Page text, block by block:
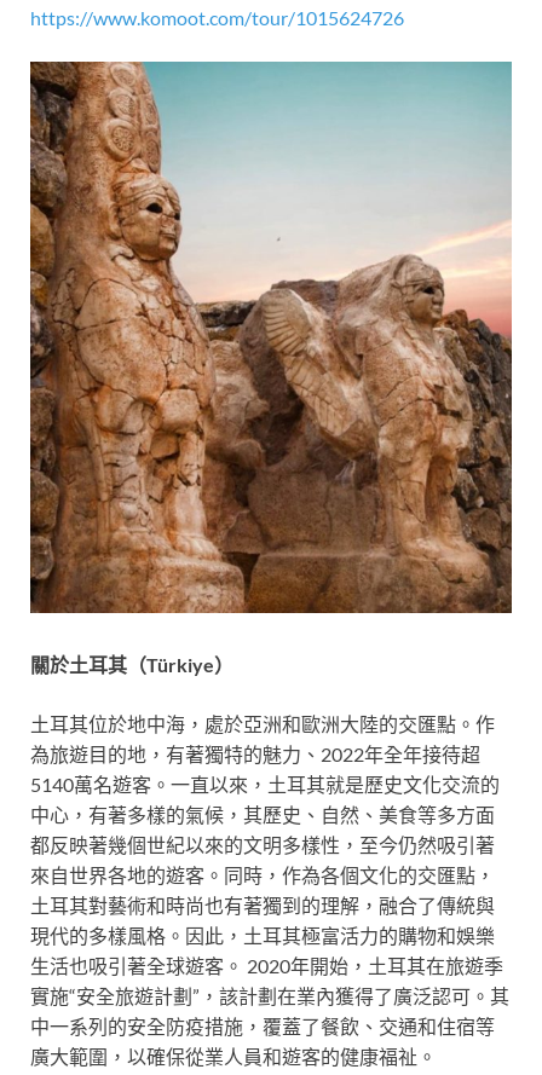
https://www.komoot.com/tour/1015624726
關於土耳其（Türkiye）
土耳其位於地中海，處於亞洲和歐洲大陸的交匯點。作
為旅遊目的地，有著獨特的魅力、2022年全年接待超
5140萬名遊客。一直以來，土耳其就是歷史文化交流的
中心，有著多樣的氣候，其歷史、自然、美食等多方面
都反映著幾個世紀以來的文明多樣性，至今仍然吸引著
來自世界各地的遊客。同時，作為各個文化的交匯點，
土耳其對藝術和時尚也有著獨到的理解，融合了傳統與
現代的多樣風格。因此，土耳其極富活力的購物和娛樂
生活也吸引著全球遊客。 2020年開始，土耳其在旅遊季
實施“安全旅遊計劃”，該計劃在業內獲得了廣泛認可。其
中一系列的安全防疫措施，覆蓋了餐飲、交通和住宿等
廣大範圍，以確保從業人員和遊客的健康福祉。